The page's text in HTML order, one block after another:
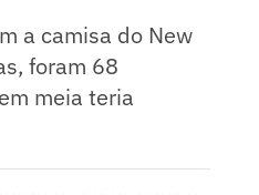
a camisa do New
foram 68
meia teria